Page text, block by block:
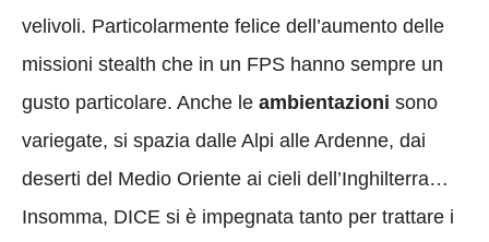
velivoli. Particolarmente felice dell’aumento delle
missioni stealth che in un FPS hanno sempre un
gusto particolare. Anche le ambientazioni sono
variegate, si spazia dalle Alpi alle Ardenne, dai
deserti del Medio Oriente ai cieli dell’Inghilterra…
Insomma, DICE si è impegnata tanto per trattare i